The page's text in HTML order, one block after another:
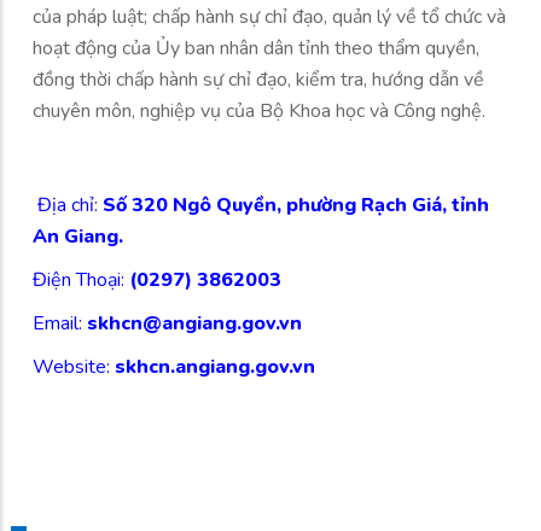
của pháp luật; chấp hành sự chỉ đạo, quản lý về tổ chức và
hoạt động của Ủy ban nhân dân tỉnh theo thẩm quyền,
đồng thời chấp hành sự chỉ đạo, kiểm tra, hướng dẫn về
chuyên môn, nghiệp vụ của Bộ Khoa học và Công nghệ.
Địa chỉ: Số 320 Ngô Quyền, phường Rạch Giá, tỉnh
An Giang.
Điện Thoại: (0297) 3862003
Email: skhcn@angiang.gov.vn
Website: skhcn.angiang.gov.vn